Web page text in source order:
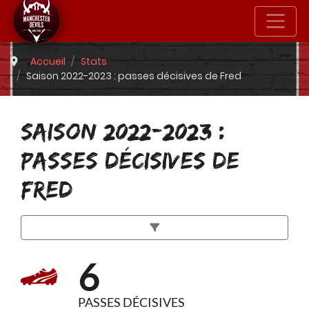
Accueil
Stats
Saison 2022-2023 : passes décisives de Fred
SAISON 2022-2023 :
PASSES DÉCISIVES DE
FRED
6
PASSES DÉCISIVES